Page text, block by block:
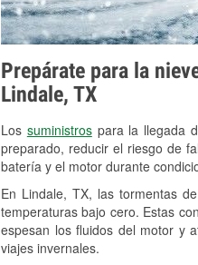
Prepárate para la
Lindale, TX
Los suministrospara la llegada
preparado, reducir el riesgo de
batería y el motor durante
En Lindale, TX, las tormentas
temperaturas bajo cero. Estas
espesan los fluidos del motor y
viajes invernales.